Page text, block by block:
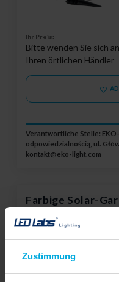
Zustimmung
Ihr Preis:
Bitte wenden Sie sich an
Ihren örtlichen Händler
Verantwortliche Stelle:
odpowiedzialnością, ul.
kontakt@eko-light.com
Farbige Solar-